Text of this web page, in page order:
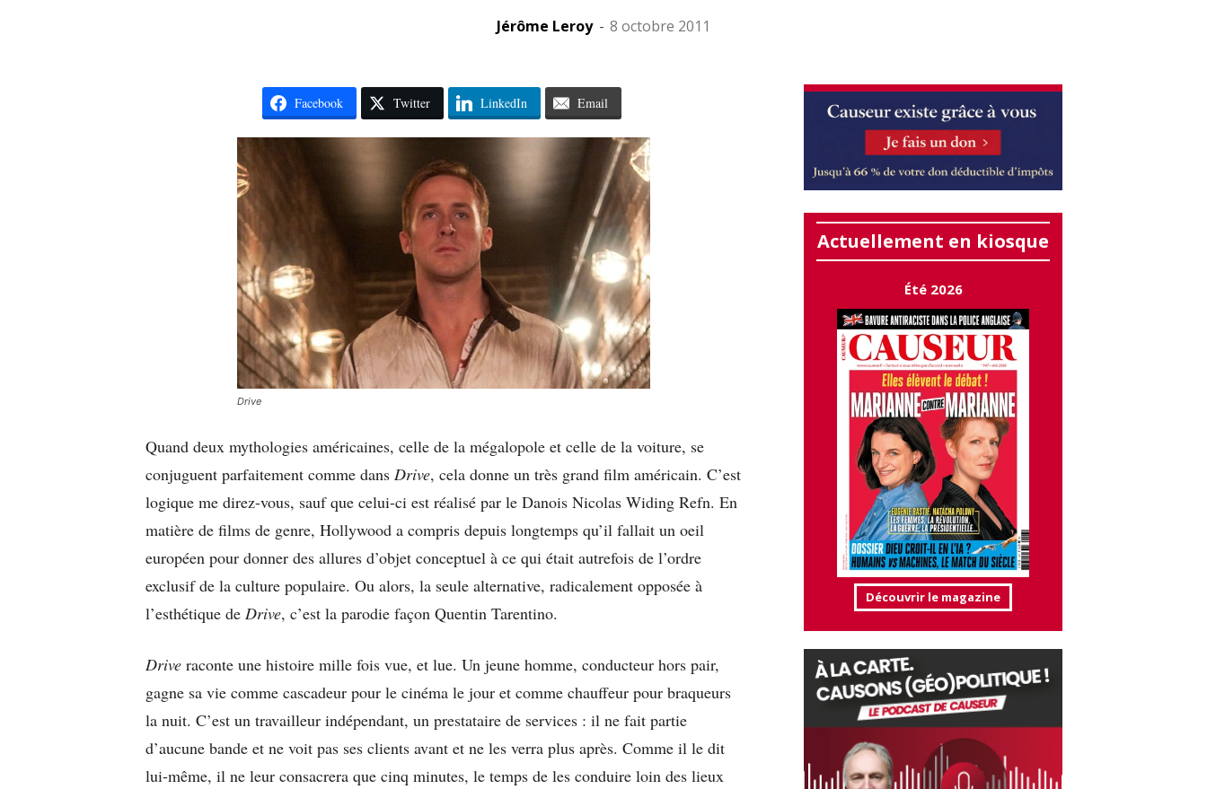
Jérôme Leroy - 8 octobre 2011
Facebook Twitter LinkedIn Email
Drive
Quand deux mythologies américaines, celle de la mégalopole et celle de la voiture, se
conjuguent parfaitement comme dans Drive, cela donne un très grand film américain. C’est
logique me direz-vous, sauf que celui-ci est réalisé par le Danois Nicolas Widing Refn. En
matière de films de genre, Hollywood a compris depuis longtemps qu’il fallait un oeil
européen pour donner des allures d’objet conceptuel à ce qui était autrefois de l’ordre
exclusif de la culture populaire. Ou alors, la seule alternative, radicalement opposée à
l’esthétique de Drive, c’est la parodie façon Quentin Tarentino.
Drive raconte une histoire mille fois vue, et lue. Un jeune homme, conducteur hors pair,
gagne sa vie comme cascadeur pour le cinéma le jour et comme chauffeur pour braqueurs
la nuit. C’est un travailleur indépendant, un prestataire de services : il ne fait partie
d’aucune bande et ne voit pas ses clients avant et ne les verra plus après. Comme il le dit
lui-même, il ne leur consacrera que cinq minutes, le temps de les conduire loin des lieux
Actuellement en kiosque
Été 2026
Découvrir le magazine